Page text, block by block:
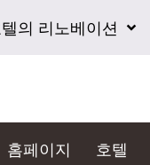
의 리노베이션
홈페이지 호텔